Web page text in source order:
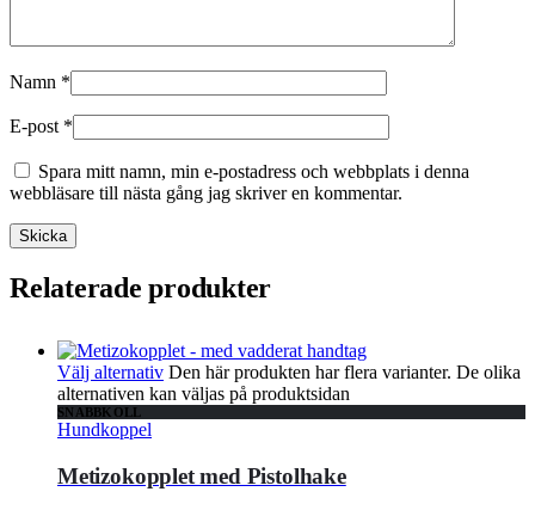
Namn *
E-post *
Spara mitt namn, min e-postadress och webbplats i denna
webbläsare till nästa gång jag skriver en kommentar.
Relaterade produkter
Välj alternativ Den här produkten har flera varianter. De olika
alternativen kan väljas på produktsidan
SNABBKOLL
Hundkoppel
Metizokopplet med Pistolhake